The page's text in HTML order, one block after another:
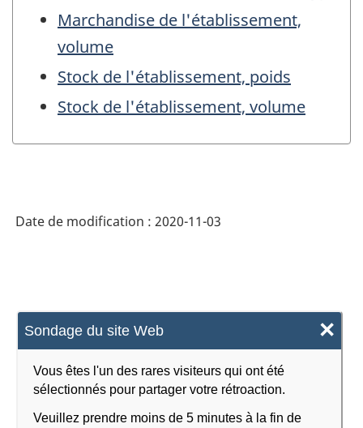
Sondage du site Web ×
Vous êtes l'un des rares visiteurs qui ont été
sélectionnés pour partager votre rétroaction.
Veuillez prendre moins de 5 minutes à la fin de
Marchandise de l'établissement,
volume
Stock de l'établissement, poids
Stock de l'établissement, volume
Date de modification : 2020-11-03